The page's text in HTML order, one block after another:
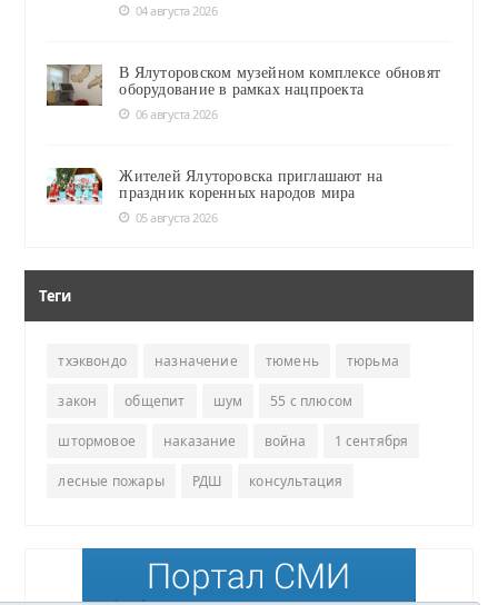
04 августа 2026
В Ялуторовском музейном комплексе обновят
оборудование в рамках нацпроекта
06 августа 2026
Жителей Ялуторовска приглашают на
праздник коренных народов мира
05 августа 2026
Теги
тхэквондо назначение тюмень тюрьма
закон общепит шум 55 с плюсом
штормовое наказание война 1 сентября
лесные пожары РДШ консультация